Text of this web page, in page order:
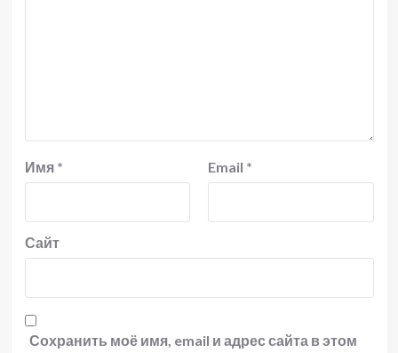
Имя * Email *
Сайт
Сохранить моё имя, email и адрес сайта в этом